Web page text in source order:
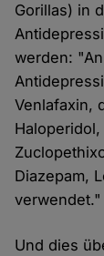
Gorillas) in
werden:
Venlafaxin,
Diazepam,
verwendet."
Und dies